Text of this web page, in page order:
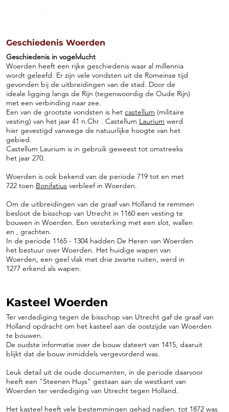
Geschiedenis Woerden
Geschiedenis in vogelvlucht
Woerden heeft een rijke geschiedenis waar al millennia
wordt geleefd. Er zijn vele vondsten uit de Romeinse tijd
gevonden bij de uitbreidingen van de stad. Door de
ideale ligging langs de Rijn (tegenwoordig de Oude Rijn)
met een verbinding naar zee.
Een van de grootste vondsten is het castellum (militaire
vesting) van het jaar 41 n.Chr . Castellum Laurium werd
hier gevestigd vanwege de natuurlijke hoogte van het
gebied.
Castellum Laurium is in gebruik geweest tot omstreeks
het jaar 270.
Woerden is ook bekend van de periode 719 tot en met
722 toen Bonifatius verbleef in Woerden.
Om de uitbreidingen van de graaf van Holland te remmen
besloot de bisschop van Utrecht in 1160 een vesting te
bouwen in Woerden. Een versterking met een slot, wallen
en , grachten.
In de periode 1165 - 1304 hadden De Heren van Woerden
het bestuur over Woerden. Het huidige wapen van
Woerden, een geel vlak met drie zwarte ruiten, werd in
1277 erkend als wapen.
Kasteel Woerden
Ter verdediging tegen de bisschop van Utrecht gaf de graaf van
Holland opdracht om het kasteel aan de oostzijde van Woerden
te bouwen.
De oudste informatie over de bouw dateert van 1415, daaruit
blijkt dat de bouw inmiddels vergevorderd was.
Leuk detail uit de oude documenten, in de periode daarvoor
heeft een "Steenen Huys" gestaan aan de westkant van
Woerden ter verdediging van Utrecht tegen Holland.
Het kasteel heeft vele bestemmingen gehad nadien. tot 1872 was